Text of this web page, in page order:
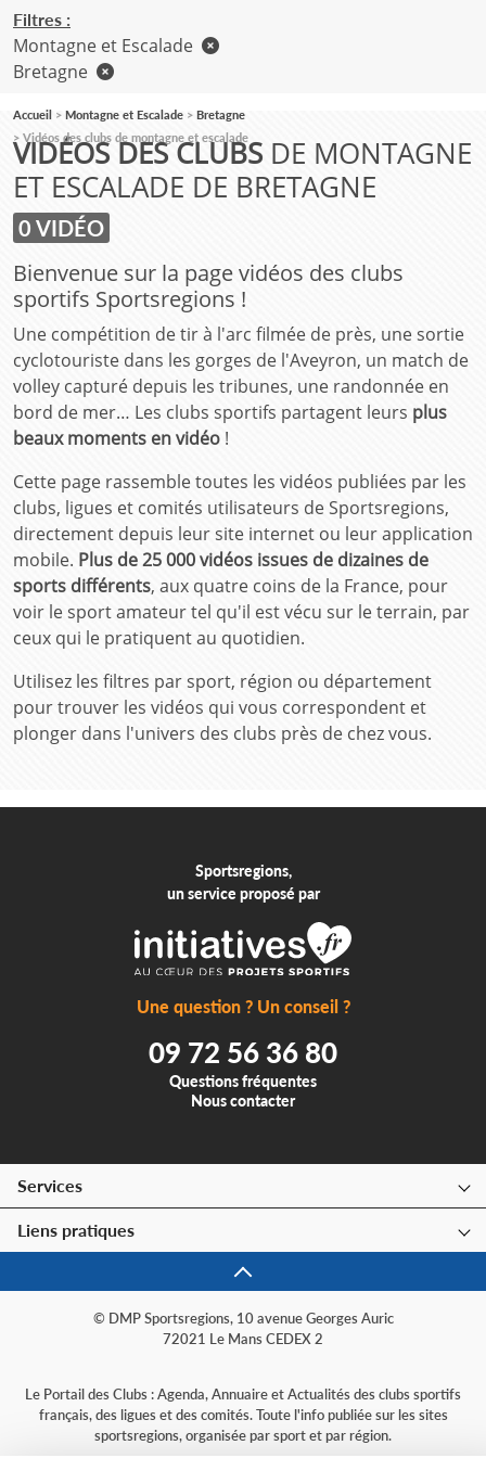
VIDÉOS DES CLUBS DE MONTAGNE
ET ESCALADE DE BRETAGNE
0 VIDÉO
Bienvenue sur la page vidéos des clubs
sportifs Sportsregions !
Une compétition de tir à l'arc filmée de près, une sortie
cyclotouriste dans les gorges de l'Aveyron, un match de
volley capturé depuis les tribunes, une randonnée en
bord de mer… Les clubs sportifs partagent leurs plus
beaux moments en vidéo !
Cette page rassemble toutes les vidéos publiées par les
clubs, ligues et comités utilisateurs de Sportsregions,
directement depuis leur site internet ou leur application
mobile. Plus de 25 000 vidéos issues de dizaines de
sports différents, aux quatre coins de la France, pour
voir le sport amateur tel qu'il est vécu sur le terrain, par
ceux qui le pratiquent au quotidien.
Utilisez les filtres par sport, région ou département
pour trouver les vidéos qui vous correspondent et
plonger dans l'univers des clubs près de chez vous.
Filtres :
Montagne et Escalade
Bretagne
Accueil Montagne et Escalade
Bretagne
Vidéos des clubs de montagne et escalade
Sportsregions,
un service proposé par
Une question ? Un conseil ?
09 72 56 36 80
Questions fréquentes
Nous contacter
Services
Liens pratiques
© DMP Sportsregions, 10 avenue Georges Auric
72021 Le Mans CEDEX 2
Le Portail des Clubs : Agenda, Annuaire et Actualités des clubs sportifs
français, des ligues et des comités. Toute l'info publiée sur les sites
sportsregions, organisée par sport et par région.